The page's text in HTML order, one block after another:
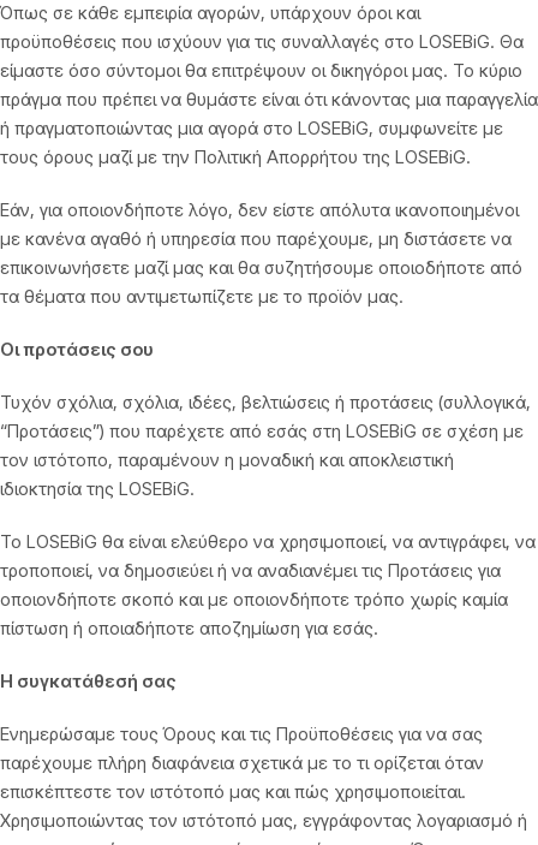
Όπως σε κάθε εμπειρία αγορών, υπάρχουν όροι και
προϋποθέσεις που ισχύουν για τις συναλλαγές στο LOSEBiG. Θα
είμαστε όσο σύντομοι θα επιτρέψουν οι δικηγόροι μας. Το κύριο
πράγμα που πρέπει να θυμάστε είναι ότι κάνοντας μια παραγγελία
ή πραγματοποιώντας μια αγορά στο LOSEBiG, συμφωνείτε με
τους όρους μαζί με την Πολιτική Απορρήτου της LOSEBiG.
Εάν, για οποιονδήποτε λόγο, δεν είστε απόλυτα ικανοποιημένοι
με κανένα αγαθό ή υπηρεσία που παρέχουμε, μη διστάσετε να
επικοινωνήσετε μαζί μας και θα συζητήσουμε οποιοδήποτε από
τα θέματα που αντιμετωπίζετε με το προϊόν μας.
Οι προτάσεις σου
Τυχόν σχόλια, σχόλια, ιδέες, βελτιώσεις ή προτάσεις (συλλογικά,
“Προτάσεις”) που παρέχετε από εσάς στη LOSEBiG σε σχέση με
τον ιστότοπο, παραμένουν η μοναδική και αποκλειστική
ιδιοκτησία της LOSEBiG.
Το LOSEBiG θα είναι ελεύθερο να χρησιμοποιεί, να αντιγράφει, να
τροποποιεί, να δημοσιεύει ή να αναδιανέμει τις Προτάσεις για
οποιονδήποτε σκοπό και με οποιονδήποτε τρόπο χωρίς καμία
πίστωση ή οποιαδήποτε αποζημίωση για εσάς.
Η συγκατάθεσή σας
Ενημερώσαμε τους Όρους και τις Προϋποθέσεις για να σας
παρέχουμε πλήρη διαφάνεια σχετικά με το τι ορίζεται όταν
επισκέπτεστε τον ιστότοπό μας και πώς χρησιμοποιείται.
Χρησιμοποιώντας τον ιστότοπό μας, εγγράφοντας λογαριασμό ή